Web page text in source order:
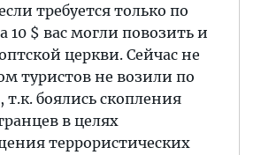
требуется только по
10 $ вас могли повозить и
церкви. Сейчас не
туристов не возили по
т.к. боялись скопления
в целях
террористических